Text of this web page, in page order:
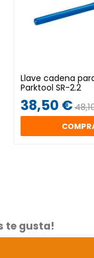
Llave cadena
Parktool SR-2.2
38,50 €
te gusta!